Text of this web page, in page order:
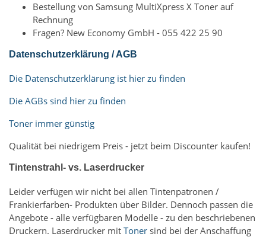
Bestellung von Samsung MultiXpress X Toner auf
Rechnung
Fragen? New Economy GmbH - 055 422 25 90
Datenschutzerklärung / AGB
Die Datenschutzerklärung ist hier zu finden
Die AGBs sind hier zu finden
Toner immer günstig
Qualität bei niedrigem Preis - jetzt beim Discounter kaufen!
Tintenstrahl- vs. Laserdrucker
Leider verfügen wir nicht bei allen Tintenpatronen /
Frankierfarben- Produkten über Bilder. Dennoch passen die
Angebote - alle verfügbaren Modelle - zu den beschriebenen
Druckern. Laserdrucker mit Toner sind bei der Anschaffung